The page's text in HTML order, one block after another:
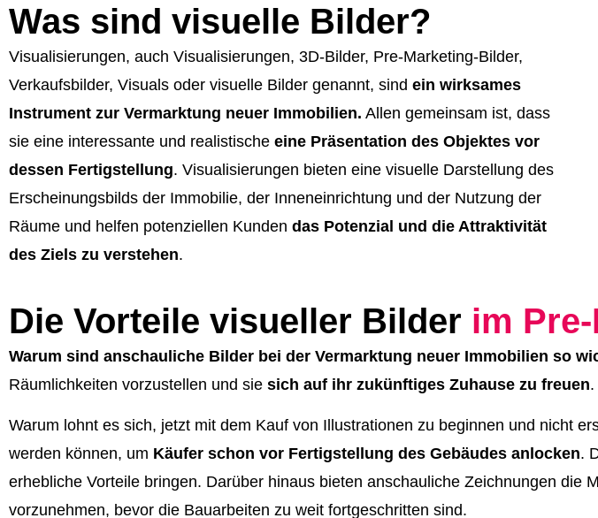
Was sind visuelle Bilder?
Visualisierungen, auch Visualisierungen, 3D-Bilder, Pre-Marketing-Bilder,
Verkaufsbilder, Visuals oder visuelle Bilder genannt, sind ein wirksames
Instrument zur Vermarktung neuer Immobilien. Allen gemeinsam ist, dass
sie eine interessante und realistische eine Präsentation des Objektes vor
dessen Fertigstellung. Visualisierungen bieten eine visuelle Darstellung des
Erscheinungsbilds der Immobilie, der Inneneinrichtung und der Nutzung der
Räume und helfen potenziellen Kunden das Potenzial und die Attraktivität
des Ziels zu verstehen.
Die Vorteile visueller Bilder im
Warum sind anschauliche Bilder bei der Vermarktung neuer Immobilien so
Räumlichkeiten vorzustellen und sie sich auf ihr zukünftiges Zuhause zu freuen.
Warum lohnt es sich, jetzt mit dem Kauf von Illustrationen zu beginnen und nicht
werden können, um Käufer schon vor Fertigstellung des Gebäudes anlocken.
erhebliche Vorteile bringen. Darüber hinaus bieten anschauliche Zeichnungen die
vorzunehmen, bevor die Bauarbeiten zu weit fortgeschritten sind.